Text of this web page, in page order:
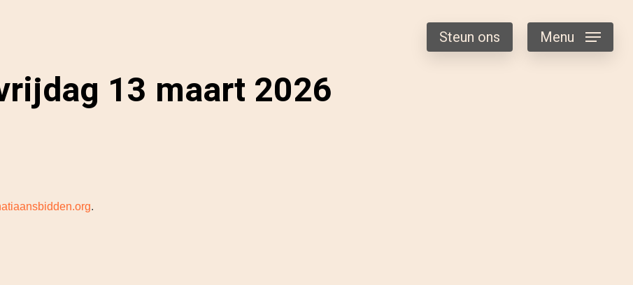
Steun ons Menu
13 maart 2026
.